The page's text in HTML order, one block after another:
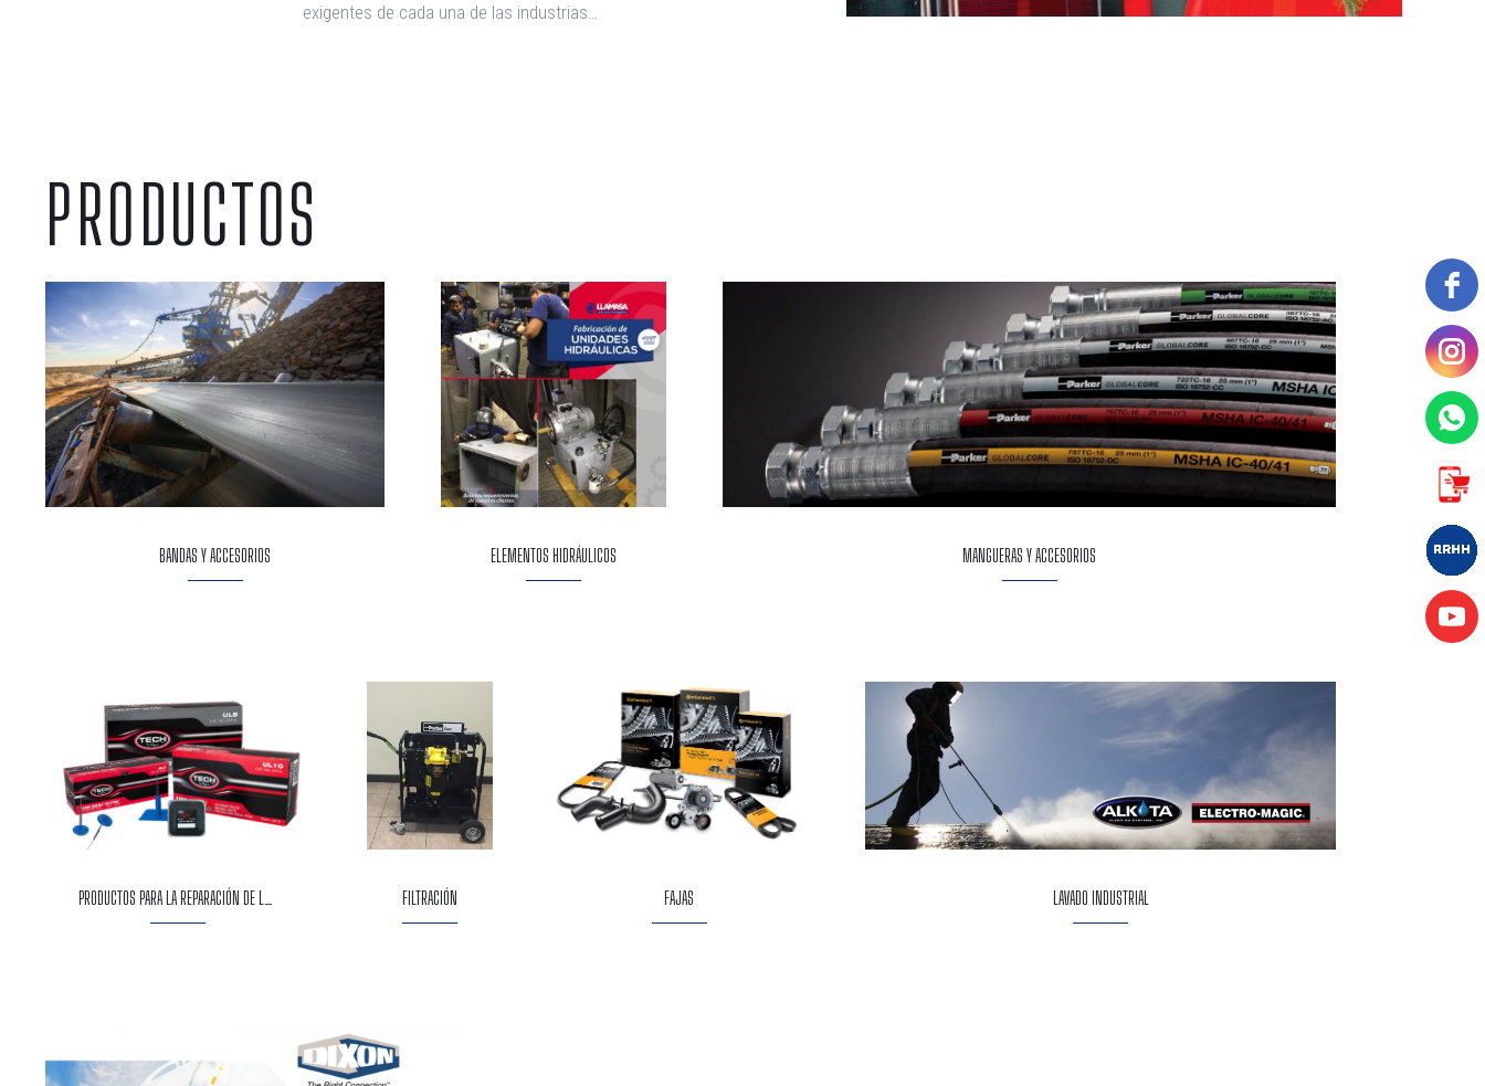
exigentes de cada una de las industrias…
PRODUCTOS
BANDAS Y ACCESORIOS ELEMENTOS HIDRÁULICOS MANGUERAS Y ACCESORIOS
FILTRACIÓN FAJAS LAVADO INDUSTRIAL